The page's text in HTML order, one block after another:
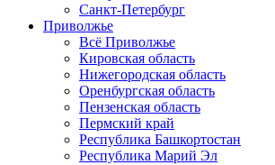
Санкт-Петербург
Приволжье
Всё Приволжье
Кировская область
Нижегородская область
Оренбургская область
Пензенская область
Пермский край
Республика Башкортостан
Республика Марий Эл